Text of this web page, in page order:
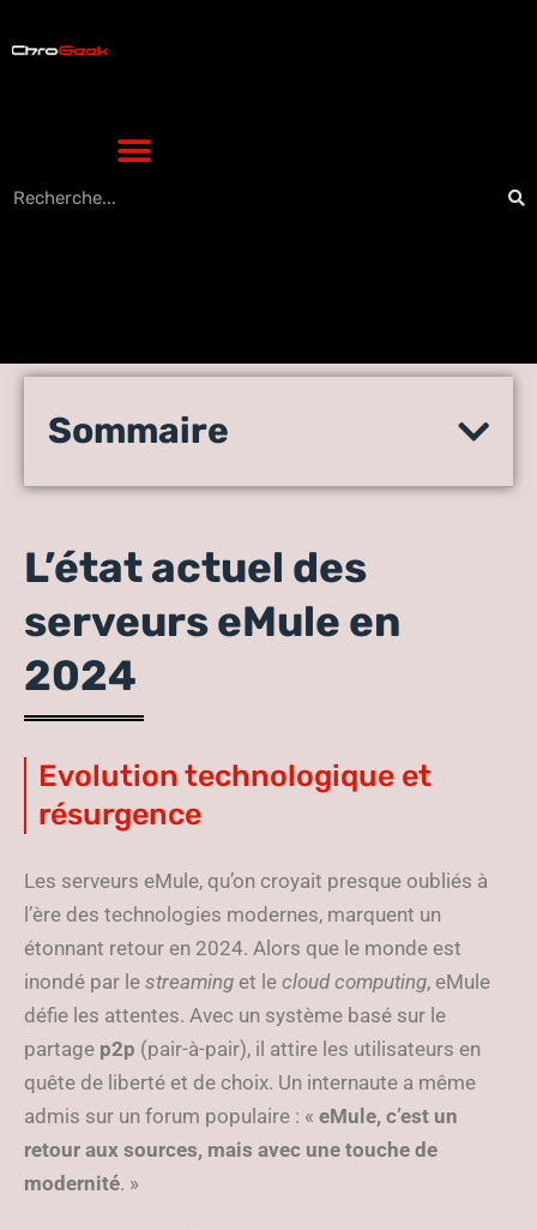
L’impact inattendu des
le monde high-tech
Sommaire
L’état actuel des
serveurs eMule en
2024
Evolution technologique et
résurgence
Les serveurs eMule, qu’on croyait presque oubliés à
l’ère des technologies modernes, marquent un
étonnant retour en 2024. Alors que le monde est
inondé par le streaming et le cloud computing, eMule
défie les attentes. Avec un système basé sur le
partage p2p (pair-à-pair), il attire les utilisateurs en
quête de liberté et de choix. Un internaute a même
admis sur un forum populaire : « eMule, c’est un
retour aux sources, mais avec une touche de
modernité. »